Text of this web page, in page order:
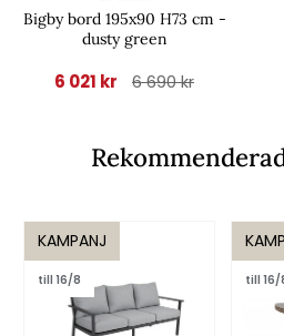
Bigby bord 195x90 H73 cm -
dusty green
6 021 kr 6 690 kr
KAMPANJ
till 16/8 till 16/